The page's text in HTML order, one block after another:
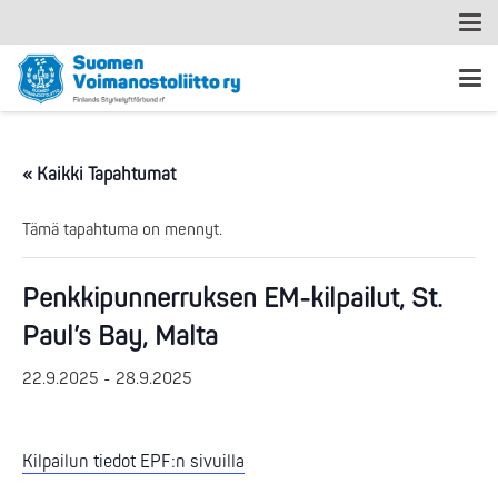
« Kaikki Tapahtumat
Tämä tapahtuma on mennyt.
Penkkipunnerruksen EM-kilpailut, St.
Paul’s Bay, Malta
22.9.2025 - 28.9.2025
Kilpailun tiedot EPF:n sivuilla